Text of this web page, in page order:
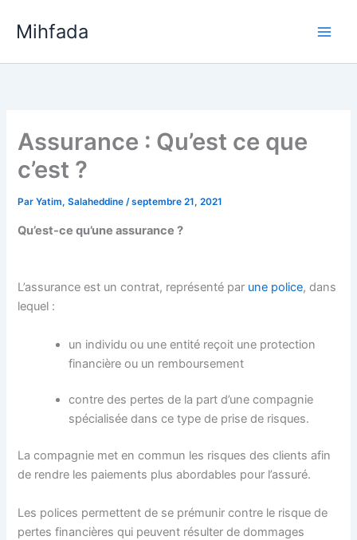
Mihfada
Assurance : Qu’est ce que
c’est ?
ParYatim, Salaheddine/septembre 21, 2021
Qu’est-ce qu’une assurance ?
L’assurance est un contrat, représenté par une police, dans
lequel :
un individu ou une entité reçoit une protection
financière ou un remboursement
contre des pertes de la part d’une compagnie
spécialisée dans ce type de prise de risques.
La compagnie met en commun les risques des clients afin
de rendre les paiements plus abordables pour l’assuré.
Les polices permettent de se prémunir contre le risque de
pertes financières qui peuvent résulter de dommages